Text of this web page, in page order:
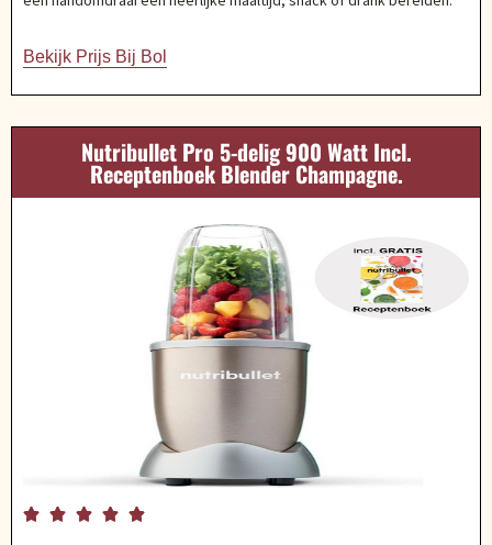
Bekijk Prijs Bij Bol
Nutribullet Pro 5-delig 900 Watt Incl.
Receptenboek Blender Champagne.
    